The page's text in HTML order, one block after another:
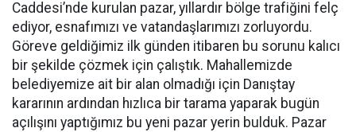
Caddesi’nde kurulan pazar, yıllardır bölge trafiğini felç
ediyor, esnafımızı ve vatandaşlarımızı zorluyordu.
Göreve geldiğimiz ilk günden itibaren bu sorunu kalıcı
bir şekilde çözmek için çalıştık. Mahallemizde
belediyemize ait bir alan olmadığı için Danıştay
kararının ardından hızlıca bir tarama yaparak bugün
açılışını yaptığımız bu yeni pazar yerin bulduk. Pazar